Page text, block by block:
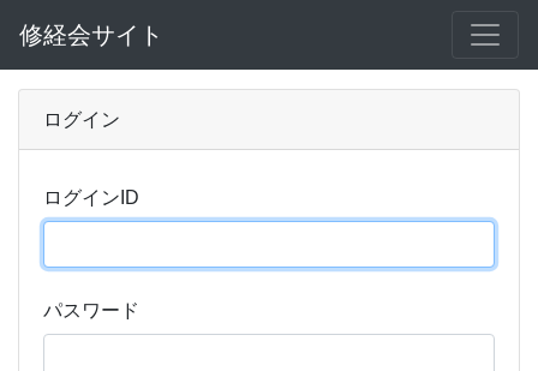
修経会サイト
ログイン
ログインID
パスワード